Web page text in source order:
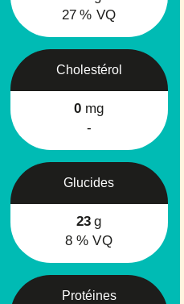
27 % VQ
Cholestérol
0 mg
-
Glucides
23 g
8 % VQ
Protéines